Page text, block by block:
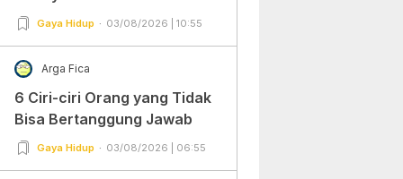
Gaya Hidup 03/08/2026 | 10:55
Arga Fica
6 Ciri-ciri Orang yang Tidak
Bisa Bertanggung Jawab
Gaya Hidup 03/08/2026 | 06:55